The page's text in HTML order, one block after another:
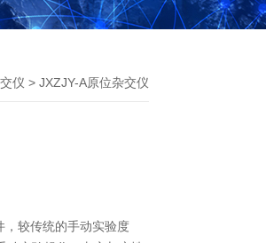
仪 > JXZJY-A原位杂交仪
，较传统的手动实验度